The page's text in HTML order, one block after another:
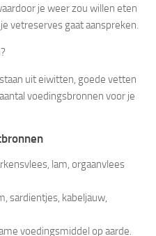
je weer zou willen eten
vetreserves gaat aanspreken.
uit eiwitten, goede vetten
voedingsbronnen voor je
lam, orgaanvlees
sardientjes, kabeljauw,
voedingsmiddel op aarde.